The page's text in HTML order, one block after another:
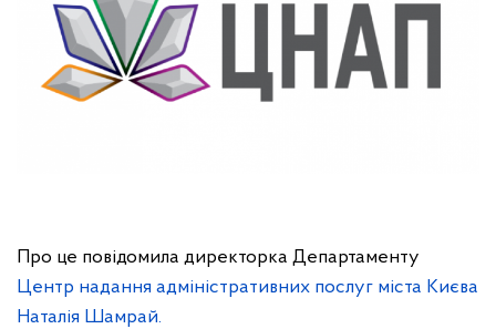
Про це повідомила директорка Департаменту
Центр надання адміністративних послуг міста Києва
Наталія Шамрай.